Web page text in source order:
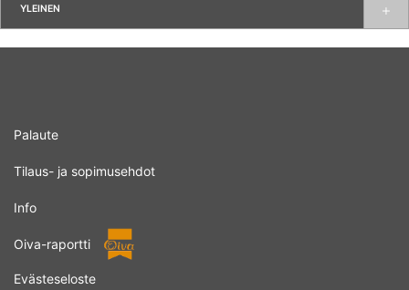
YLEINEN
Palaute
Tilaus- ja sopimusehdot
Info
Oiva-raportti
Evästeseloste